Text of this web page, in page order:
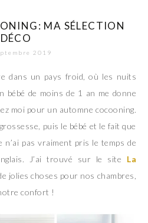
MA SÉLECTION
DÉCO
2019
dans un pays froid, où les nuits
de moins de 1 an me donne
moi pour un automne cocooning.
puis le bébé et le fait que
pas vraiment pris le temps de
J’ai trouvé sur le site La
jolies choses pour nos chambres,
confort !